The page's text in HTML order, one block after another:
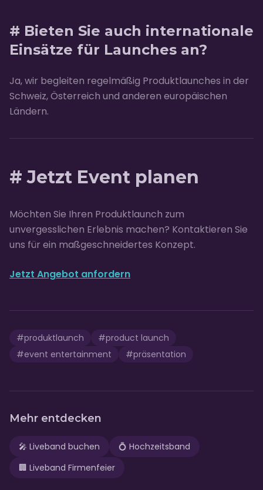
# Bieten Sie auch internationale
Einsätze für Launches an?
Ja, wir begleiten regelmäßig Produktlaunches in der
Schweiz, Österreich und anderen europäischen
Ländern.
# Jetzt Event planen
Möchten Sie Ihren Produktlaunch zum
unvergesslichen Erlebnis machen? Kontaktieren Sie
uns für ein maßgeschneidertes Konzept.
Jetzt Angebot anfordern
#produktlaunch #product launch
#event entertainment #präsentation
Mehr entdecken
🎤 Liveband buchen 💍 Hochzeitsband
🏢 Liveband Firmenfeier